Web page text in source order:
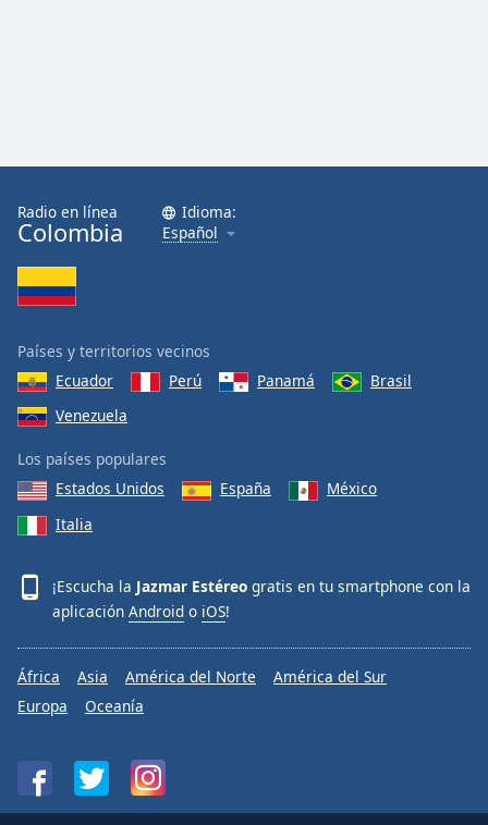
Radio en línea
Colombia
Idioma:
Español
Países y territorios vecinos
Ecuador
Perú Panamá
Brasil
Venezuela
Los países populares
Estados Unidos
España
México
Italia
¡Escucha la Jazmar Estéreo gratis en tu smartphone con la
aplicación Android o iOS!
África Asia América del Norte
América del Sur
Europa
Oceanía